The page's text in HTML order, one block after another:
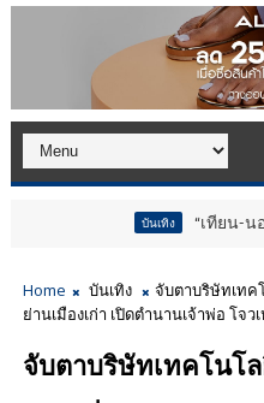
“เทียน-นอท-กอล์ฟ-จำลอง-
Home บันเทิง
จับตาบริษัทเท
ย่านเมืองเก่า เปิดตำนานเจ้าพ่อ โจ
จับตาบริษัทเทคโนโ